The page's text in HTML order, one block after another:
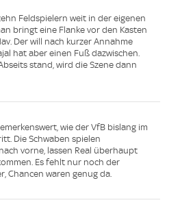
Feldspielern weit in der eigenen
bringt eine Flanke vor den Kasten
Der will nach kurzer Annahme
hat aber einen Fuß dazwischen.
stand, wird die Szene dann
wie der VfB bislang im
Die Schwaben spielen
vorne, lassen Real überhaupt
Es fehlt nur noch der
Chancen waren genug da.